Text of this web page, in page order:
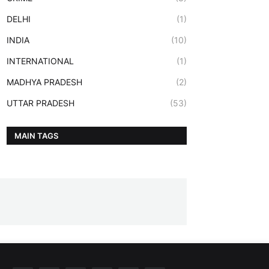
DELHI (1)
INDIA (10)
INTERNATIONAL (1)
MADHYA PRADESH (2)
UTTAR PRADESH (53)
MAIN TAGS